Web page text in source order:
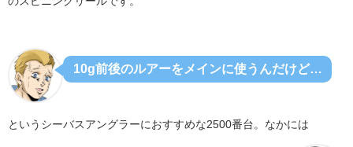
10g前後のルアーをメインに使うんだけど…
というシーバスアングラーにおすすめな2500番台。なかには